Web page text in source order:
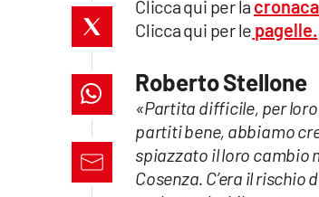
catanzarochannel.it
lacapitalenews.it
Clicca qui per la
Clicca qui per le pagelle.
Roberto Stellone
«Partita difficile, per
partiti bene, abbiamo
spiazzato il loro cambio
Cosenza. C’era il